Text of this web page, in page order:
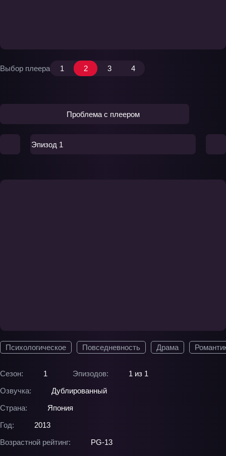
Психологическое Повседневность Драма
Сезон: 1 Эпизодов:
1 из 1
Озвучка:
Дублированный
Страна:
Япония
Год:
2013
Возрастной рейтинг:
PG-13
Выбор плеера 1 2 3 4
Проблема с плеером
Эпизод 1